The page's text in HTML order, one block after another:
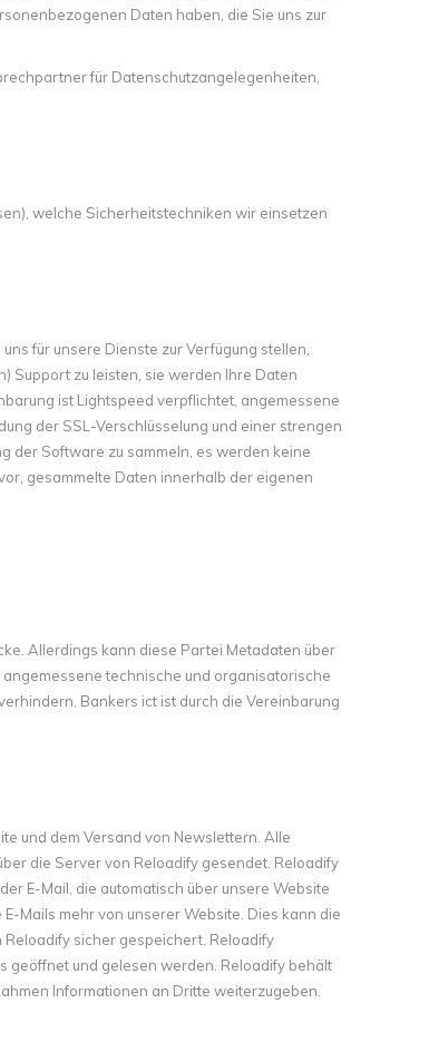
Daten haben, die Sie uns zur
für Datenschutzangelegenheiten,
welche Sicherheitstechniken wir einsetzen
für unsere Dienste zur Verfügung stellen,
Support zu leisten, sie werden Ihre Daten
ist Lightspeed verpflichtet, angemessene
der SSL-Verschlüsselung und einer strengen
der Software zu sammeln, es werden keine
gesammelte Daten innerhalb der eigenen
Allerdings kann diese Partei Metadaten über
technische und organisatorische
Bankers ict ist durch die Vereinbarung
und dem Versand von Newslettern. Alle
die Server von Reloadify gesendet. Reloadify
E-Mail, die automatisch über unsere Website
Mails mehr von unserer Website. Dies kann die
sicher gespeichert. Reloadify
geöffnet und gelesen werden. Reloadify behält
Informationen an Dritte weiterzugeben.